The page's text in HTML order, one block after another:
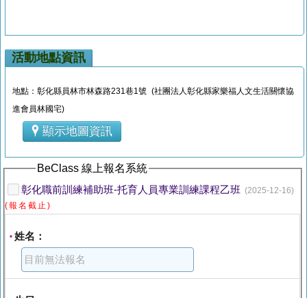
活動地點資訊
地點：彰化縣員林市林森路231巷1號 (社團法人彰化縣家樂福人文生活關懷協
進會員林國宅)
顯示地圖資訊
BeClass 線上報名系統
彰化職前訓練補助班-托育人員專業訓練課程乙班 (2025-12-16)
(報名截止)
* 姓名：